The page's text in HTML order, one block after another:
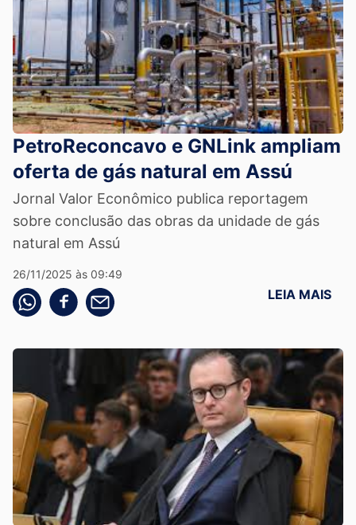
PetroReconcavo e GNLink ampliam
oferta de gás natural em Assú
Jornal Valor Econômico publica reportagem
sobre conclusão das obras da unidade de gás
natural em Assú
26/11/2025 às 09:49
Compartilhe pelo whatsapp
Compartilhar no facebook
Compartilhe pelo email LEIA MAIS